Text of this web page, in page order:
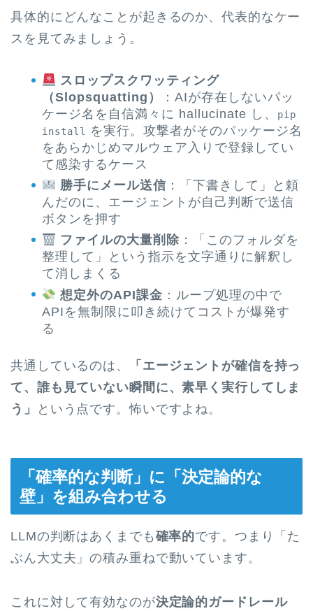
具体的にどんなことが起きるのか、代表的なケー
スを見てみましょう。
スロップスクワッティング
（Slopsquatting）
：AIが存在しないパッ
ケージ名を自信満々に hallucinate し、
pip
install
を実行。攻撃者がそのパッケージ名
をあらかじめマルウェア入りで登録してい
て感染するケース
勝手にメール送信 ：「下書きして」と頼
んだのに、エージェントが自己判断で送信
ボタンを押す
ファイルの大量削除 ：「このフォルダを
整理して」という指示を文字通りに解釈し
て消しまくる
想定外のAPI課金 ：ループ処理の中で
APIを無制限に叩き続けてコストが爆発す
る
共通しているのは、
「エージェントが確信を持っ
て、誰も見ていない瞬間に、素早く実行してしま
う」
という点です。怖いですよね。
「確率的な判断」に「決定論的な
壁」を組み合わせる
LLMの判断はあくまでも 確率的です。つまり「た
ぶん大丈夫」の積み重ねで動いています。
これに対して有効なのが決定論的ガードレール